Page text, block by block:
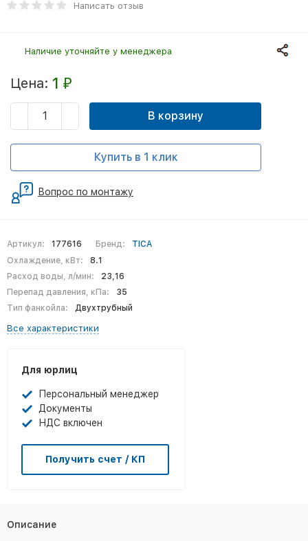
Написать отзыв
Артикул: 177616 Бренд:
TICA
Охлаждение, кВт:
8.1
Расход воды, л/мин:
23,16
Перепад давления, кПа:
35
Тип фанкойла:
Двухтрубный
Все характеристики
Для юрлиц
Персональный менеджер
Документы
НДС включен
Получить счет / КП
Наличие уточняйте у менеджера
Цена: 1 ₽
В корзину
Купить в 1 клик
Вопрос по монтажу
Описание